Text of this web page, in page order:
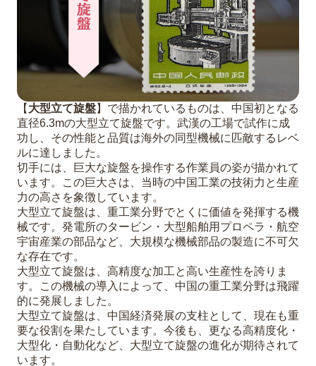
【 大型立て旋盤】で描かれているものは、中国初となる
直径6.3mの大型立て旋盤です。武漢の工場で試作に成
功し、その性能と品質は海外の同型機械に匹敵するレベ
ルに達しました。
切手には、巨大な旋盤を操作する作業員の姿が描かれて
います。この巨大さは、当時の中国工業の技術力と生産
力の高さを象徴しています。
大型立て旋盤は、重工業分野でとくに価値を発揮する機
械です。発電所のタービン・大型船舶用プロペラ・航空
宇宙産業の部品など、大規模な機械部品の製造に不可欠
な存在です。
大型立て旋盤は、高精度な加工と高い生産性を誇りま
す。この機械の導入によって、中国の重工業分野は飛躍
的に発展しました。
大型立て旋盤は、中国経済発展の支柱として、現在も重
要な役割を果たしています。今後も、更なる高精度化・
大型化・自動化など、大型立て旋盤の進化が期待されて
います。